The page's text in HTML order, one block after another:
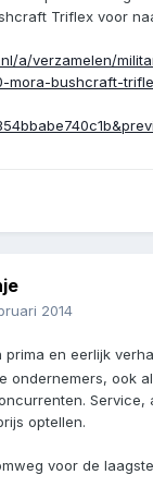
Triflex voor
a/verzamelen/
mora-bushcraft-
2014
prima en eerlijk
ondernemers, ook
Service,
optellen.
voor de